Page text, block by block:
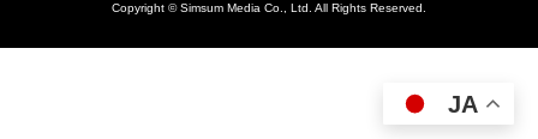
Copyright © Simsum Media Co., Ltd. All Rights Reserved.
JA